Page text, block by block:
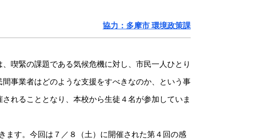
協力：多摩市 環境政策課
喫緊の課題である気候危機に対し、市民一人ひとり
事業者はどのような支援をすべきなのか、という事
れることとなり、本校から生徒４名が参加していま
す。今回は７／８（土）に開催された第４回の感